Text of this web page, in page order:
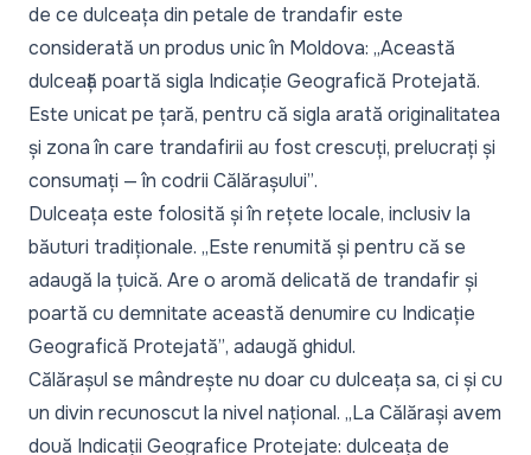
de ce dulceața din petale de trandafir este
considerată un produs unic în Moldova: „Această
dulceață poartă sigla Indicație Geografică Protejată.
Este unicat pe țară, pentru că sigla arată originalitatea
și zona în care trandafirii au fost crescuți, prelucrați și
consumați — în codrii Călărașului”.
Dulceața este folosită și în rețete locale, inclusiv la
băuturi tradiționale. „Este renumită și pentru că se
adaugă la țuică. Are o aromă delicată de trandafir și
poartă cu demnitate această denumire cu Indicație
Geografică Protejată”, adaugă ghidul.
Călărașul se mândrește nu doar cu dulceața sa, ci și cu
un divin recunoscut la nivel național. „La Călărași avem
două Indicații Geografice Protejate: dulceața de